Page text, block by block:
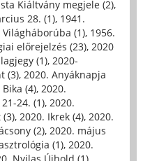
Kiáltvány megjele (2),
28. (1), 1941.
(1), 1956.
előrejelzés (23), 2020
(1), 2020-
(3), 2020. Anyáknapja
(4), 2020.
24. (1), 2020.
(3), 2020. Ikrek (4), 2020.
(2), 2020. május
(1), 2020.